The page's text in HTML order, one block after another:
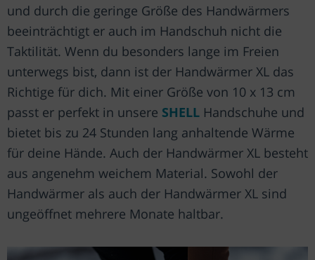
und durch die geringe Größe des Handwärmers
beeinträchtigt er auch im Handschuh nicht die
Taktilität. Wenn du besonders lange im Freien
unterwegs bist, dann ist der Handwärmer XL das
Richtige für dich. Mit einer Größe von 10 x 13 cm
passt er perfekt in unsere SHELL Handschuhe und
bietet bis zu 24 Stunden lang anhaltende Wärme
für deine Hände. Auch der Handwärmer XL besteht
aus angenehm weichem Material. Sowohl der
Handwärmer als auch der Handwärmer XL sind
ungeöffnet mehrere Monate haltbar.